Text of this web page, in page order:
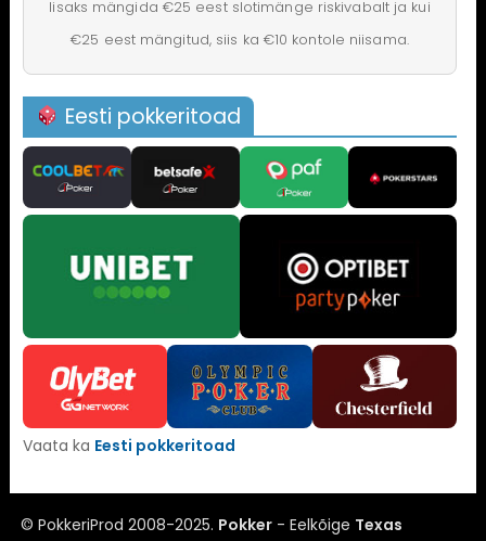
lisaks mängida €25 eest slotimänge riskivabalt ja kui
€25 eest mängitud, siis ka €10 kontole niisama.
Eesti pokkeritoad
Vaata ka Eesti pokkeritoad
© PokkeriProd 2008-2025. Pokker- Eelkõige Texas